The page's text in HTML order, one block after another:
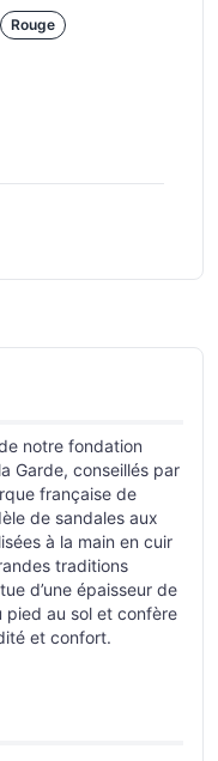
Rouge
notre fondation
Garde, conseillés par
française de
de sandales aux
à la main en cuir
traditions
d’une épaisseur de
pied au sol et confère
et confort.